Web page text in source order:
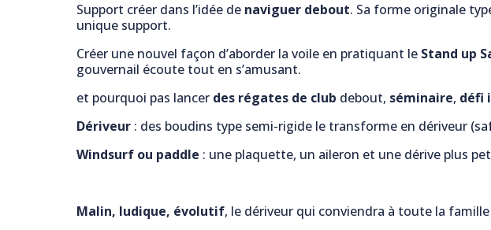
Support créer dans l’idée de naviguer debout. Sa forme originale
unique support.
Créer une nouvel façon d’aborder la voile en pratiquant le Stand up
gouvernail écoute tout en s’amusant.
et pourquoi pas lancer des régates de club debout, séminaire, défi
Dériveur : des boudins type semi-rigide le transforme en dériveur
Windsurf ou paddle : une plaquette, un aileron et une dérive plus
Malin, ludique, évolutif, le dériveur qui conviendra à toute la